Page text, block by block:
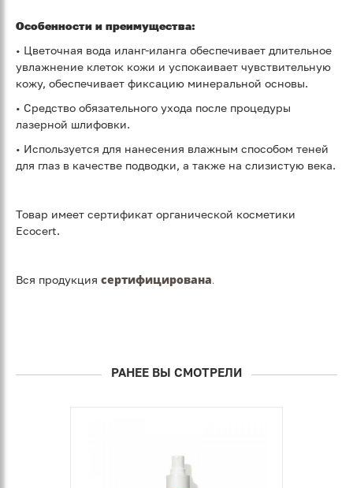
Особенности и преимущества:
• Цветочная вода иланг-иланга обеспечивает длительное
увлажнение клеток кожи и успокаивает чувствительную
кожу, обеспечивает фиксацию минеральной основы.
• Средство обязательного ухода после процедуры
лазерной шлифовки.
• Используется для нанесения влажным способом теней
для глаз в качестве подводки, а также на слизистую века.
Товар имеет сертификат органической косметики
Еcocert.
Вся продукция сертифицирована.
РАНЕЕ ВЫ СМОТРЕЛИ